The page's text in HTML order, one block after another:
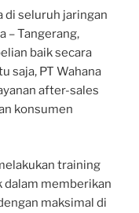
di seluruh jaringan
– Tangerang,
baik secara
saja, PT Wahana
after-sales
konsumen
training
memberikan
maksimal di